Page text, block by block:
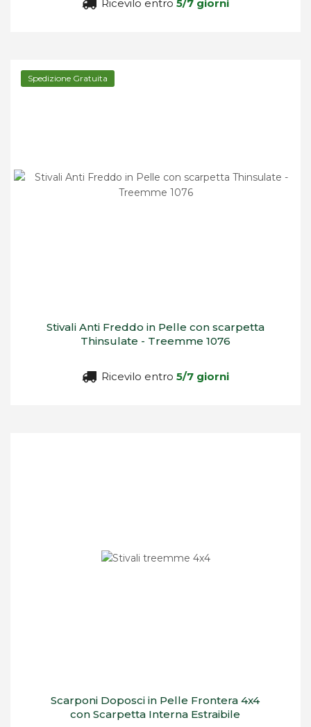
Ricevilo entro 5/7 giorni
Spedizione Gratuita
Stivali Anti Freddo in Pelle con scarpetta
Thinsulate - Treemme 1076
Ricevilo entro 5/7 giorni
Scarponi Doposci in Pelle Frontera 4x4
con Scarpetta Interna Estraibile